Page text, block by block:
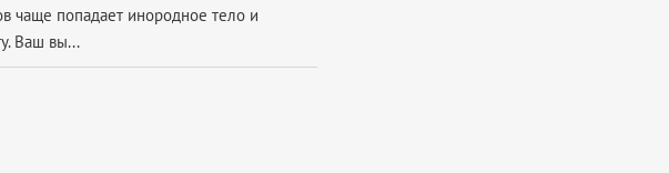
чаще попадает инородное тело и
Ваш вы...